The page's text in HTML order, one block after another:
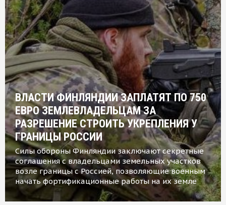
ВЛАСТИ ФИНЛЯНДИИ ЗАПЛАТЯТ ПО 750
ЕВРО ЗЕМЛЕВЛАДЕЛЬЦАМ ЗА
РАЗРЕШЕНИЕ СТРОИТЬ УКРЕПЛЕНИЯ У
ГРАНИЦЫ РОССИИ
Силы обороны Финляндии заключают секретные
соглашения с владельцами земельных участков
возле границы с Россией, позволяющие военным
начать фортификационные работы на их земле